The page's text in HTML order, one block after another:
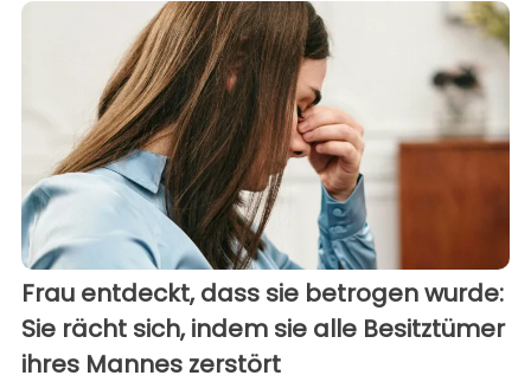
Frau entdeckt, dass sie betrogen wurde:
Sie rächt sich, indem sie alle Besitztümer
ihres Mannes zerstört